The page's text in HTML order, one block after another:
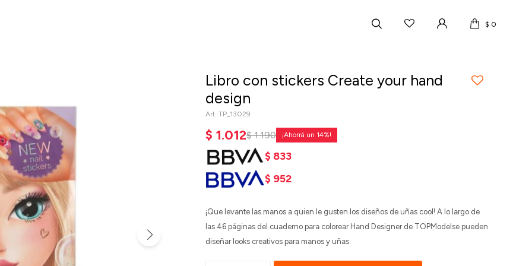
$ 0
Libro con stickers Create your hand
design
TP_13029
$ 1.012$ 1.190 14
$ 833
$ 952
¡Que levante las manos a quien le gusten los diseños de uñas cool! A lo largo de
las 46 páginas del cuaderno para colorear Hand Designer de TOPModelse pueden
diseñar looks creativos para manos y uñas.